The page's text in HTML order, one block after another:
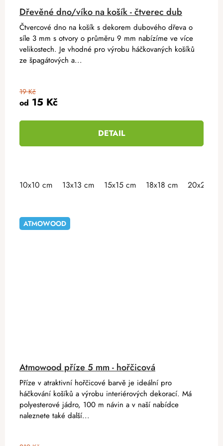
Dřevěné dno/víko na košík - čtverec dub
od 15 Kč
19 Kč
DETAIL
Čtvercové dno na košík s dekorem dubového dřeva o
síle 3 mm s otvory o průměru 9 mm nabízíme ve více
velikostech. Je vhodné pro výrobu háčkovaných košíků
ze špagátových a...
10x10 cm 13x13 cm 15x15 cm 18x18 cm 20x20 cm
ATMOWOOD
Atmowood příze 5 mm - hořčicová
Příze v atraktivní hořčicové barvě je ideální pro
háčkování košíků a výrobu interiérových dekorací. Má
polyesterové jádro, 100 m návin a v naší nabídce
naleznete také další...